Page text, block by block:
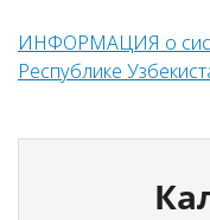
ИНФОРМАЦИЯ о
Республике